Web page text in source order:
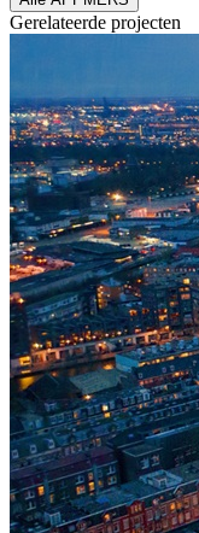
Gerelateerde projecten